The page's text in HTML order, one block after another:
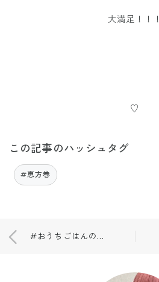
大満足！！！
♡
この記事のハッシュタグ
#恵方巻
#おうちごはんの現実